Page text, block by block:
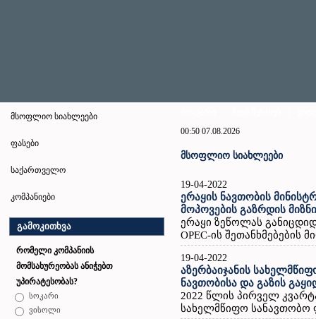
მსოფლიო სიახლეები
ფასები
საქართველო
კომპანიები
გამოკითხვა
რომელი კომპანიის
მომსახურეობას ანიჭებთ
უპირატესობას?
სოკარი
ვისოლი
00:50 07.08.2026
მსოფლიო სიახლეები
19-04-2022
ერაყის ნავთობის
მოპოვების გაზრდის
ერაყი ზეწოლას
OPEC-ის შეთანხმებების
19-04-2022
აზერბაიჯანის
ნავთობისა და გაზის
2022 წლის პირველ
სახელმწიფო სანავთობო